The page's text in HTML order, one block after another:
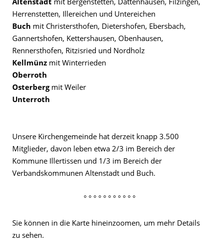
Herrenstetten, Illereichen und Untereichen
Buch mit Christersthofen, Dietershofen, Ebersbach,
Gannertshofen, Kettershausen, Obenhausen,
Rennersthofen, Ritzisried und Nordholz
Kellmünz mit Winterrieden
Oberroth
Osterbergmit Weiler
Unterroth
Unsere Kirchengemeinde hat derzeit knapp 3.500
Mitglieder, davon leben etwa 2/3 im Bereich der
Kommune Illertissen und 1/3 im Bereich der
Verbandskommunen Altenstadt und Buch.
° ° ° ° ° ° ° ° ° ° °
Sie können in die Karte hineinzoomen, um mehr Details
zu sehen.